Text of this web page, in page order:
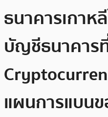
ธนาคารเกาห
บัญชีธนาคาร
แผนการแบน